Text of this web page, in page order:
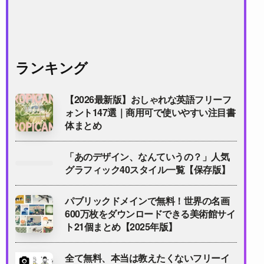
ランキング
【2026最新版】おしゃれな英語フリーフ
ォント147選｜商用可で使いやすい注目書
体まとめ
「あのデザイン、なんていうの？」人気
グラフィック40スタイル一覧【保存版】
パブリックドメインで無料！世界の名画
600万枚をダウンロードできる美術館サイ
ト21個まとめ【2025年版】
全て無料、本当は教えたくないフリーイ